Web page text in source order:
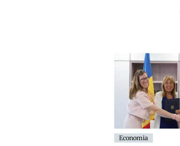
Economia